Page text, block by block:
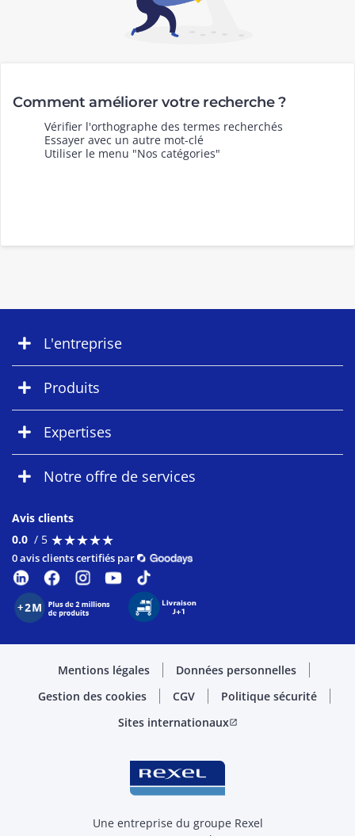
Comment améliorer votre recherche ?
Vérifier l'orthographe des termes recherchés
Essayer avec un autre mot-clé
Utiliser le menu "Nos catégories"
L'entreprise
Produits
Expertises
Notre offre de services
Avis clients
0.0 / 5 ★★★★★
★★★★★
0 avis clients certifiés par
Mentions légales
Données personnelles
Gestion des cookies
CGV
Politique sécurité
Sites internationauxopen_in_new
Une entreprise du groupe Rexel